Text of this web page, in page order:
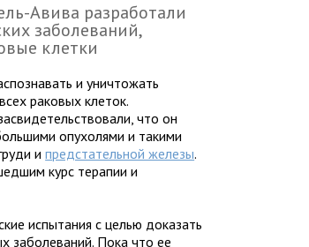
Авива разработали
заболеваний,
клетки
и уничтожать
раковых клеток.
что он
опухолями и такими
ипредстательной железы.
курс терапии и
испытания с целью доказать
заболеваний. Пока что ее